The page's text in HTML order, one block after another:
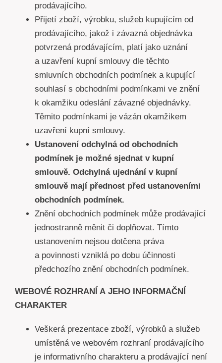
prodávajícího.
Přijetí zboží, výrobku, služeb kupujícím od
prodávajícího, jakož i závazná objednávka
potvrzená prodávajícím, platí jako uznání
a uzavření kupní smlouvy dle těchto
smluvních obchodních podmínek a kupující
souhlasí s obchodními podmínkami ve znění
k okamžiku odeslání závazné objednávky.
Těmito podmínkami je vázán okamžikem
uzavření kupní smlouvy.
Ustanovení odchylná od obchodních
podmínek je možné sjednat v kupní
smlouvě. Odchylná ujednání v kupní
smlouvě mají přednost před ustanoveními
obchodních podmínek.
Znění obchodních podmínek může prodávající
jednostranně měnit či doplňovat. Tímto
ustanovením nejsou dotčena práva
a povinnosti vzniklá po dobu účinnosti
předchozího znění obchodních podmínek.
WEBOVÉ ROZHRANÍ A JEHO INFORMAČNÍ
CHARAKTER
Veškerá prezentace zboží, výrobků a služeb
umístěná ve webovém rozhraní prodávajícího
je informativního charakteru a prodávající není